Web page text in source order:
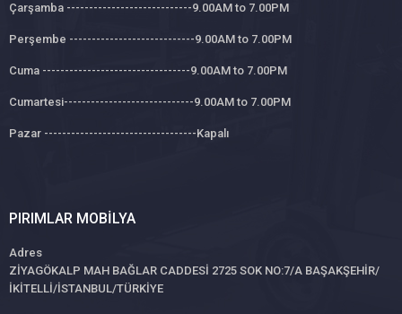
Çarşamba ----------------------------9.00AM to 7.00PM
Perşembe ----------------------------9.00AM to 7.00PM
Cuma ---------------------------------9.00AM to 7.00PM
Cumartesi-----------------------------9.00AM to 7.00PM
Pazar ----------------------------------Kapalı
PIRIMLAR MOBILYA
Adres
ZİYAGÖKALP MAH BAĞLAR CADDESİ 2725 SOK NO:7/A BAŞAKŞEHİR/
İKİTELLİ/İSTANBUL/TÜRKİYE